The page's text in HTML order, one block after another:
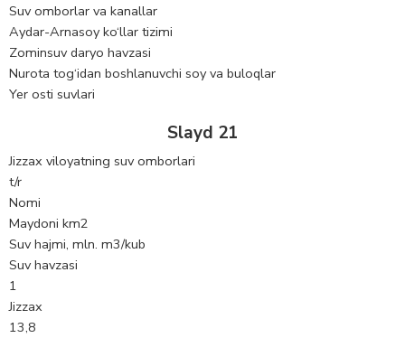
Suv omborlar va kanallar
Aydar-Arnasoy ko‘llar tizimi
Zominsuv daryo havzasi
Nurota tog‘idan boshlanuvchi soy va buloqlar
Yer osti suvlari
Slayd 21
Jizzax viloyatning suv omborlari
t/r
Nomi
Maydoni km2
Suv hajmi, mln. m3/kub
Suv havzasi
1
Jizzax
13,8